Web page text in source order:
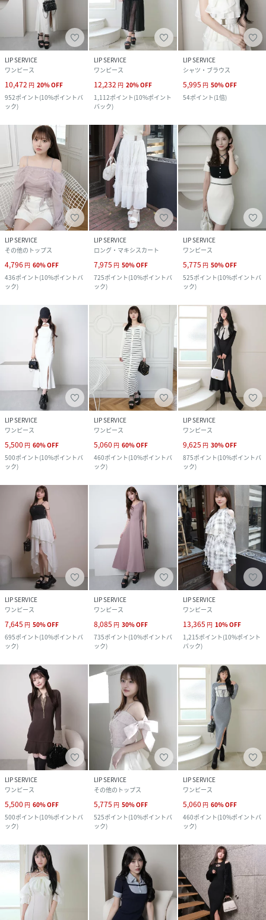
LIP SERVICE
ワンピース
10,472 円 20%OFF
952ポイント(10%ポイントバ
ック)
LIP SERVICE
ワンピース
12,232 円 20%OFF
1,112ポイント(10%ポイント
バック)
LIP SERVICE
シャツ・ブラウス
5,995 円 50%OFF
54ポイント(1倍)
LIP SERVICE
その他のトップス
4,796 円 60%OFF
436ポイント(10%ポイントバ
ック)
LIP SERVICE
ロング・マキシスカート
7,975 円 50%OFF
725ポイント(10%ポイントバ
ック)
LIP SERVICE
ワンピース
5,775 円 50%OFF
525ポイント(10%ポイントバ
ック)
LIP SERVICE
ワンピース
5,500 円 60%OFF
500ポイント(10%ポイントバ
ック)
LIP SERVICE
ワンピース
5,060 円 60%OFF
460ポイント(10%ポイントバ
ック)
LIP SERVICE
ワンピース
9,625 円 30%OFF
875ポイント(10%ポイントバ
ック)
LIP SERVICE
ワンピース
7,645 円 50%OFF
695ポイント(10%ポイントバ
ック)
LIP SERVICE
ワンピース
8,085 円 30%OFF
735ポイント(10%ポイントバ
ック)
LIP SERVICE
ワンピース
13,365 円 10%OFF
1,215ポイント(10%ポイント
バック)
LIP SERVICE
ワンピース
5,500 円 60%OFF
500ポイント(10%ポイントバ
ック)
LIP SERVICE
その他のトップス
5,775 円 50%OFF
525ポイント(10%ポイントバ
ック)
LIP SERVICE
ワンピース
5,060 円 60%OFF
460ポイント(10%ポイントバ
ック)